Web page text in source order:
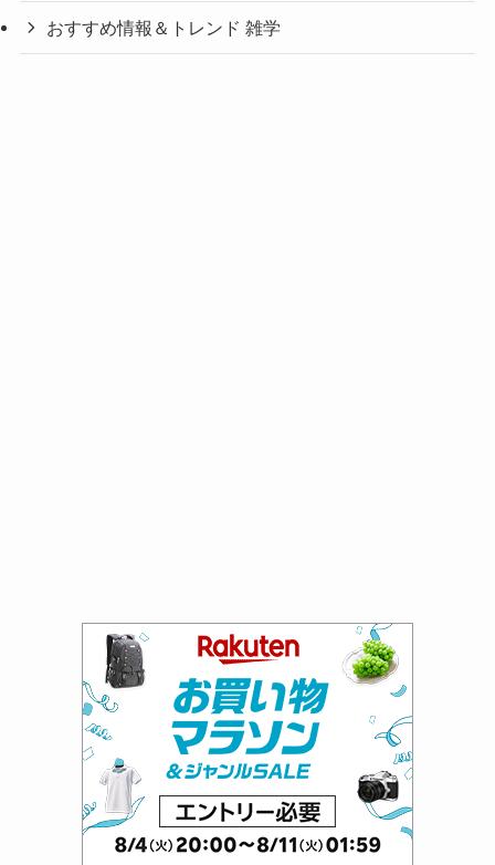
おすすめ情報＆トレンド 雑学